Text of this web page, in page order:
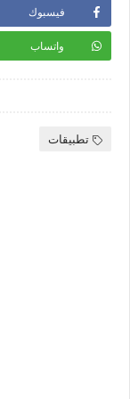
فيسبوك
واتساب
تطبيقات